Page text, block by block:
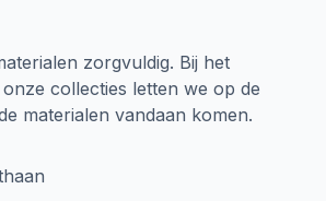
zorgvuldig. Bij het
collecties letten we op de
materialen vandaan komen.